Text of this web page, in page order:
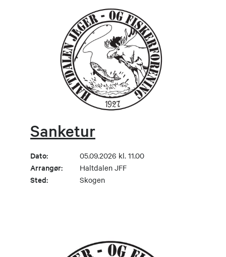
Sanketur
Dato: 05.09.2026 kl. 11.00
Arrangør: Haltdalen JFF
Sted: Skogen